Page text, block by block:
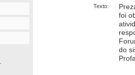
Texto:
foi
do